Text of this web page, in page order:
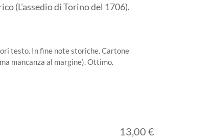
(L'assedio di Torino del 1706).
testo. In fine note storiche. Cartone
mancanza al margine). Ottimo.
13,00 €